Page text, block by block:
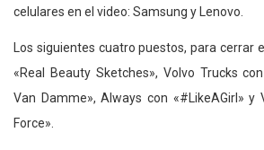
celulares en el video: Samsung y Lenovo.
Los siguientes cuatro puestos, para cerrar
«Real Beauty Sketches», Volvo Trucks
Van Damme», Always con «#LikeAGirl» y
Force».